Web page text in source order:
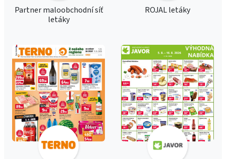
Partner maloobchodní síť
letáky
ROJAL letáky